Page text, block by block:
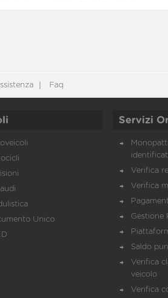
Faq
Unico
Servizi
Verifica
Verifica
Gestione
Saldo
Verifica
veicolo
Verifica